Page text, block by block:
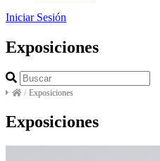
Iniciar Sesión
Exposiciones
/ Exposiciones
Exposiciones